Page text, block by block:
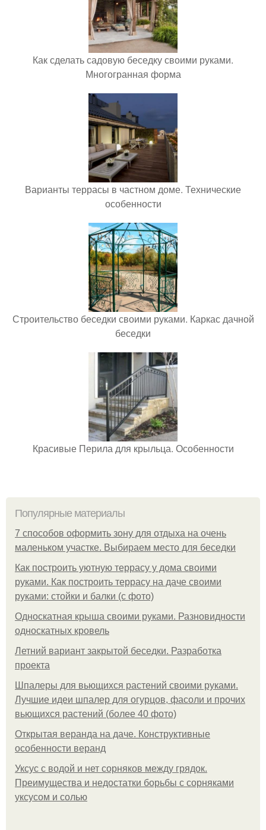
Как сделать садовую беседку своими руками.
Многогранная форма
Варианты террасы в частном доме. Технические
особенности
Строительство беседки своими руками. Каркас дачной
беседки
Красивые Перила для крыльца. Особенности
Популярные материалы
7 способов оформить зону для отдыха на очень
маленьком участке. Выбираем место для беседки
Как построить уютную террасу у дома своими
руками. Как построить террасу на даче своими
руками: стойки и балки (с фото)
Односкатная крыша своими руками. Разновидности
односкатных кровель
Летний вариант закрытой беседки. Разработка
проекта
Шпалеры для вьющихся растений своими руками.
Лучшие идеи шпалер для огурцов, фасоли и прочих
вьющихся растений (более 40 фото)
Открытая веранда на даче. Конструктивные
особенности веранд
Уксус с водой и нет сорняков между грядок.
Преимущества и недостатки борьбы с сорняками
уксусом и солью